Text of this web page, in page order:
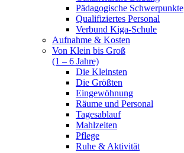
Pädagogische Schwerpunkte
Qualifiziertes Personal
Verbund Kiga-Schule
Aufnahme & Kosten
Von Klein bis Groß
(1 – 6 Jahre)
Die Kleinsten
Die Größten
Eingewöhnung
Räume und Personal
Tagesablauf
Mahlzeiten
Pflege
Ruhe & Aktivität